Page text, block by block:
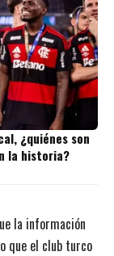
¿quiénes son
la historia?
la información
que el club turco